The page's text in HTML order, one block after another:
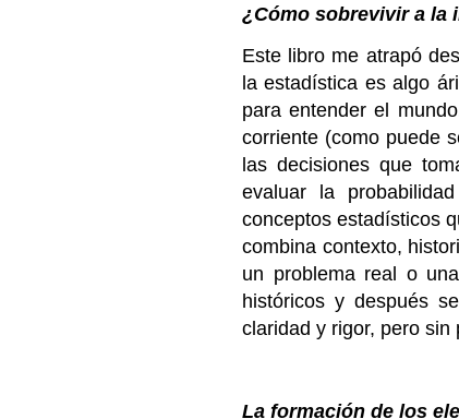
¿Cómo sobrevivir a la
Este libro me atrapó
la estadística es algo
para entender el
corriente (como puede
las decisiones que
evaluar la
conceptos estadísticos
combina contexto,
un problema real o
históricos y después
claridad y rigor, pero
La formación de los